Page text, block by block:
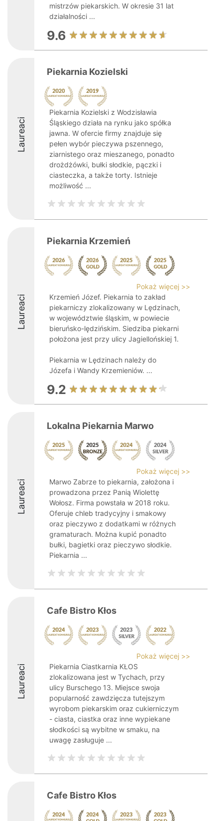
mistrzów piekarskich. W okresie 31 lat
działalności ...
9.6
Laureaci
Piekarnia Kozielski
Piekarnia Kozielski z Wodzisławia
Śląskiego działa na rynku jako spółka
jawna. W ofercie firmy znajduje się
pełen wybór pieczywa pszennego,
ziarnistego oraz mieszanego, ponadto
drożdżówki, bułki słodkie, pączki i
ciasteczka, a także torty. Istnieje
możliwość ...
Laureaci
Piekarnia Krzemień
Pokaż więcej >>
Krzemień Józef. Piekarnia to zakład
piekarniczy zlokalizowany w Lędzinach,
w województwie śląskim, w powiecie
bieruńsko-lędzińskim. Siedziba piekarni
położona jest przy ulicy Jagiellońskiej 1.
Piekarnia w Lędzinach należy do
Józefa i Wandy Krzemieniów. ...
9.2
Laureaci
Lokalna Piekarnia Marwo
Pokaż więcej >>
Marwo Zabrze to piekarnia, założona i
prowadzona przez Panią Wiolettę
Wołosz. Firma powstała w 2018 roku.
Oferuje chleb tradycyjny i smakowy
oraz pieczywo z dodatkami w różnych
gramaturach. Można kupić ponadto
bułki, bagietki oraz pieczywo słodkie.
Piekarnia ...
Laureaci
Cafe Bistro Kłos
Pokaż więcej >>
Piekarnia Ciastkarnia KŁOS
zlokalizowana jest w Tychach, przy
ulicy Burschego 13. Miejsce swoja
popularność zawdzięcza tutejszym
wyrobom piekarskim oraz cukierniczym
- ciasta, ciastka oraz inne wypiekane
słodkości są wybitne w smaku, na
uwagę zasługuje ...
Cafe Bistro Kłos